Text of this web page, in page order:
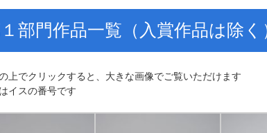
部門作品一覧（入賞作品は除く
上でクリックすると、大きな画像でご覧いただけます
イスの番号です